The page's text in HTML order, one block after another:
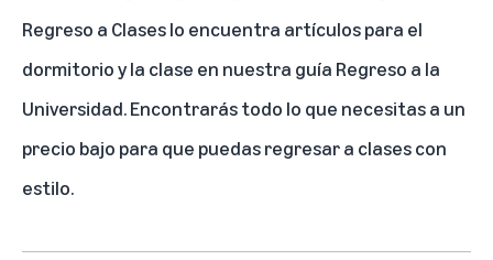
Regreso a Clases lo encuentra artículos para el
dormitorio y la clase en nuestra guía Regreso a la
Universidad. Encontrarás todo lo que necesitas a un
precio bajo para que puedas regresar a clases con
estilo.